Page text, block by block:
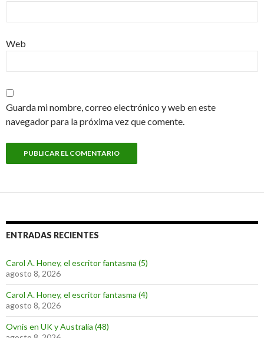
Web
Guarda mi nombre, correo electrónico y web en este
navegador para la próxima vez que comente.
ENTRADAS RECIENTES
Carol A. Honey, el escritor fantasma (5)
agosto 8, 2026
Carol A. Honey, el escritor fantasma (4)
agosto 8, 2026
Ovnis en UK y Australia (48)